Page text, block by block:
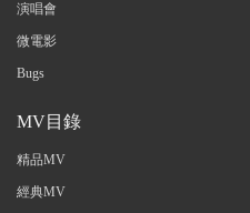
演唱會
微電影
Bugs
MV目錄
精品MV
經典MV